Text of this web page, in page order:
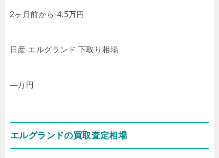
2ヶ月前から-4.5万円
日産 エルグランド 下取り相場
—万円
エルグランドの買取査定相場